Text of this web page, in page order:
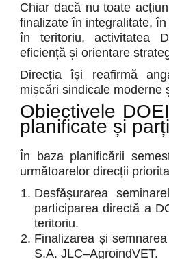
Chiar dacă nu toate
finalizate în integralitate,
în teritoriu, activitatea
eficiență și orientare
Direcția își reafirmă
mișcări sindicale moderne
Obiectivele
planificate și
În baza planificării
următoarelor direcții
Desfășurarea
participarea directă a
teritoriu.
Finalizarea și
S.A. JLC–AgroindVET.